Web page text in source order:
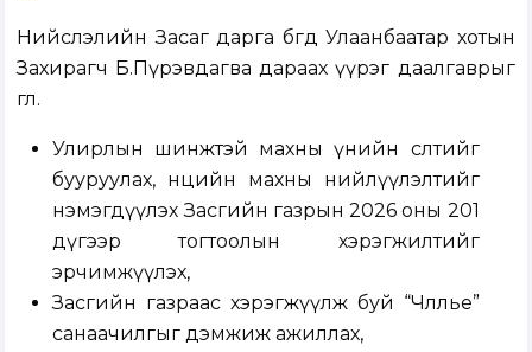
Нийслэлийн Засаг дарга бөгөөд Улаанбаатар хотын
Захирагч Б.Пүрэвдагва дараах үүрэг даалгаврыг
өглөө.
Улирлын шинжтэй махны үнийн өсөлтийг
бууруулах, нөөцийн махны нийлүүлэлтийг
нэмэгдүүлэх Засгийн газрын 2026 оны 201
дүгээр тогтоолын хэрэгжилтийг
эрчимжүүлэх,
Засгийн газраас хэрэгжүүлж буй “Чөлөөлье”
санаачилгыг дэмжиж ажиллах,